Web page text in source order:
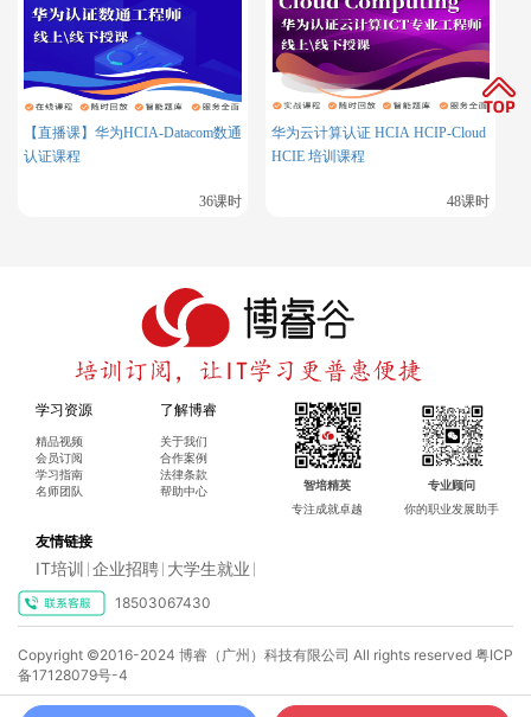
【直播课】华为HCIA-Datacom数通
认证课程
36课时
华为云计算认证 HCIA HCIP-Cloud
HCIE 培训课程
48课时
学习资源
精品视频
会员订阅
学习指南
名师团队
了解博睿
关于我们
合作案例
法律条款
帮助中心
智培精英
专注成就卓越
专业顾问
你的职业发展助手
友情链接
IT培训 企业招聘 大学生就业
18503067430
Copyright ©2016-2024 博睿（广州）科技有限公司 All rights reserved 粤ICP
备17128079号-4